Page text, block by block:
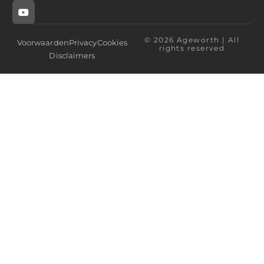
© 2026 Ageworth | All
rights reserved
VoorwaardenPrivacyCookies
Disclaimers